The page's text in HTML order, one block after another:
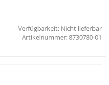
Verfügbarkeit: Nicht lieferbar
8730780-01